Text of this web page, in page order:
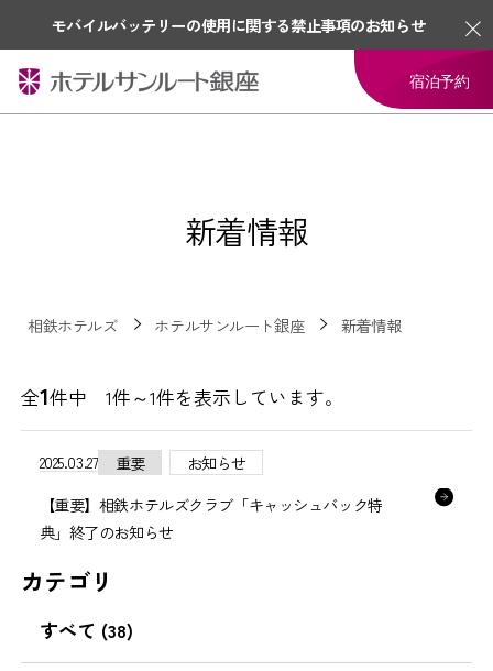
モバイルバッテリーの使用に関する禁止事項のお知らせ
宿泊予約
新着情報
相鉄ホテルズ ホテルサンルート銀座 新着情報
全1件中 1件～1件を表示しています。
2025.03.27 重要
お知らせ
【重要】相鉄ホテルズクラブ「キャッシュバック特
典」終了のお知らせ
カテゴリ
すべて (38)